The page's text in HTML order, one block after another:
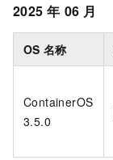
2025 年 06 月
OS 名称
ContainerOS
3.5.0